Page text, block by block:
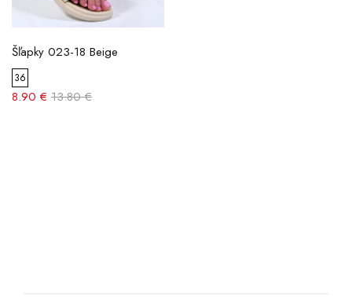
Šľapky 023-18 Beige
36
8.90 € 13.80 €